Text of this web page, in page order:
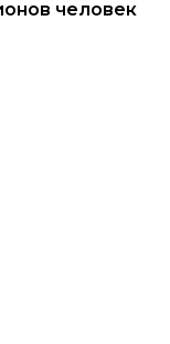
человек